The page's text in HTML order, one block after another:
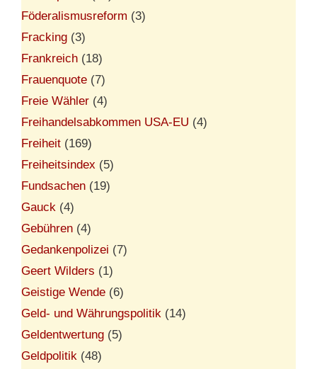
Föderalismusreform (3)
Fracking (3)
Frankreich (18)
Frauenquote (7)
Freie Wähler (4)
Freihandelsabkommen USA-EU (4)
Freiheit (169)
Freiheitsindex (5)
Fundsachen (19)
Gauck (4)
Gebühren (4)
Gedankenpolizei (7)
Geert Wilders (1)
Geistige Wende (6)
Geld- und Währungspolitik (14)
Geldentwertung (5)
Geldpolitik (48)